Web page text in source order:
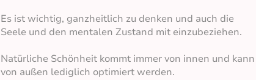
Es ist wichtig, ganzheitlich zu denken und auch die
Seele und den mentalen Zustand mit einzubeziehen.
Natürliche Schönheit kommt immer von innen und kann
von außen lediglich optimiert werden.